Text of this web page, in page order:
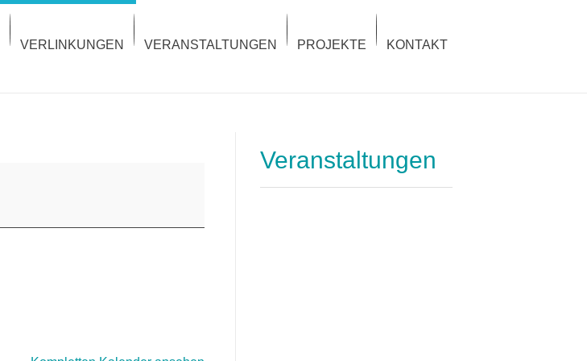
VERLINKUNGEN VERANSTALTUNGEN PROJEKTE KONTAKT
Veranstaltungen